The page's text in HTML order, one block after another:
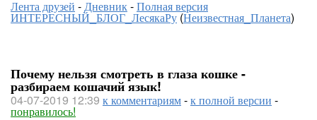
Лента друзей -Дневник-Полная версия
ИНТЕРЕСНЫЙ_БЛОГ_ЛесякаРу(Неизвестная_Планета)
Почему нельзя смотреть в глаза кошке -
разбираем кошачий язык!
04-07-2019 12:39 к комментариям-к полной версии -
понравилось!